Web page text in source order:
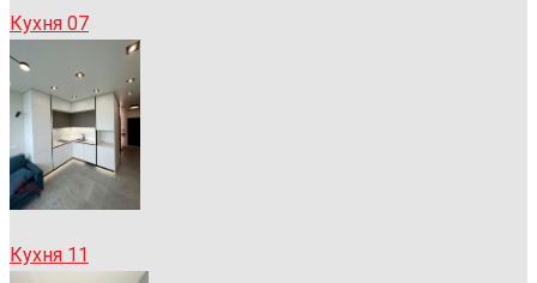
Кухня 07
Кухня 11